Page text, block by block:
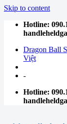
Skip to content
Hotline:
Dragon Ball
Việt
-
Hotline: